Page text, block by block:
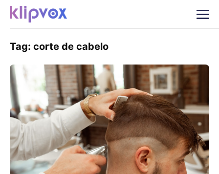
Tag: corte de cabelo